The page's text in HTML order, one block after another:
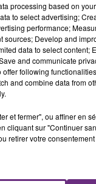
ses portes.
processing based on
to select advertising;
performance;
sources; Develop and
data to select content;
and communicate
following
and combine data from
et fermer", ou affiner en
cliquant sur "Continuer
retirer votre